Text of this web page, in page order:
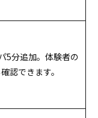
5分追加。体験者の
認できます。